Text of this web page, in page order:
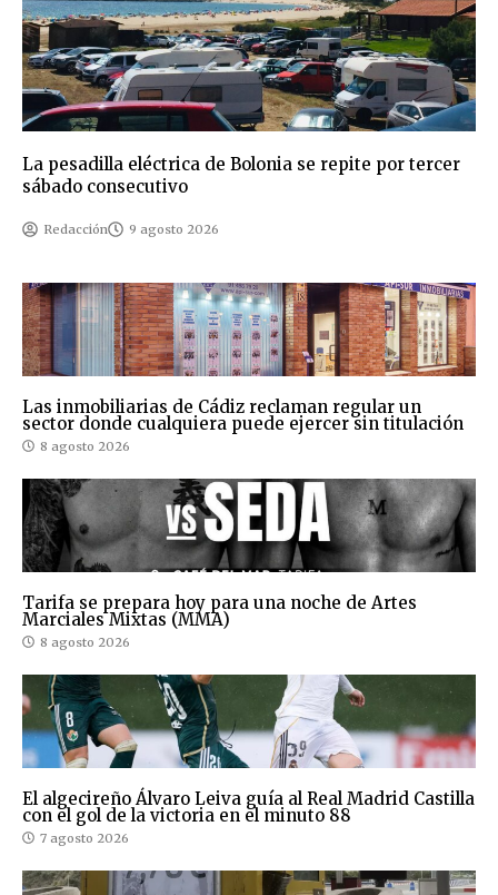
La pesadilla eléctrica de Bolonia se repite por tercer
sábado consecutivo
Redacción 9 agosto 2026
Las inmobiliarias de Cádiz reclaman regular un
sector donde cualquiera puede ejercer sin titulación
8 agosto 2026
Tarifa se prepara hoy para una noche de Artes
Marciales Mixtas (MMA)
8 agosto 2026
El algecireño Álvaro Leiva guía al Real Madrid Castilla
con el gol de la victoria en el minuto 88
7 agosto 2026